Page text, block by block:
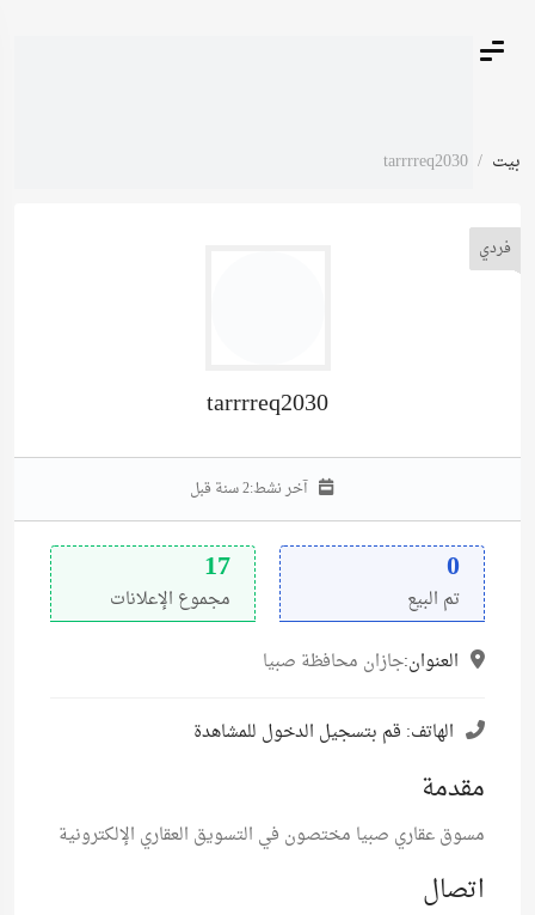
بيت tarrrreq2030
فردي
tarrrreq2030
آخر نشط:2 سنة قبل
0
تم البيع
17
مجموع الإعلانات
العنوان:جازان محافظة صبيا
الهاتف: قم بتسجيل الدخول للمشاهدة
مقدمة
مسوق عقاري صبيا مختصون في التسويق العقاري الإلكترونية
اتصال